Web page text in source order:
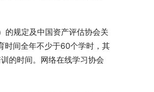
的规定及中国资产评估协会关
时间全年不少于60个学时，其
的时间。网络在线学习协会